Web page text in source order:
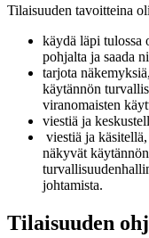
Tilaisuuden tavoitteina
käydä läpi tulossa
pohjalta ja saada
tarjota
käytännön
viranomaisten
viestiä ja
viestiä ja
näkyvät
johtamista.
Tilaisuuden